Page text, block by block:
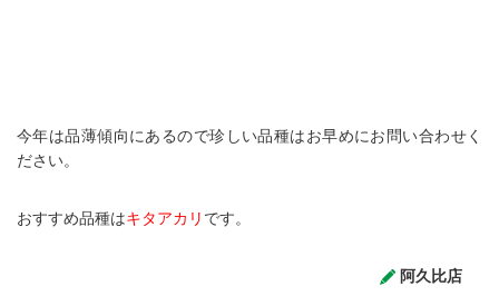
今年は品薄傾向にあるので珍しい品種はお早めにお問い合わせく
ださい。
おすすめ品種はキタアカリ です。
阿久比店